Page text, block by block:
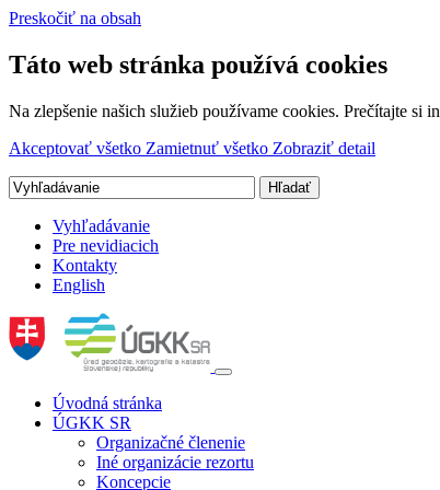
Preskočiť na obsah
Táto web stránka používá cookies
Na zlepšenie našich služieb používame cookies. Prečítajte si
Akceptovať všetko Zamietnuť všetko Zobraziť detail
Vyhľadávanie
Pre nevidiacich
Kontakty
English
Úvodná stránka
ÚGKK SR
Organizačné členenie
Iné organizácie rezortu
Koncepcie